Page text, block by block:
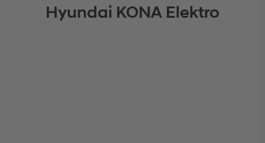
Hyundai KONA Elektro